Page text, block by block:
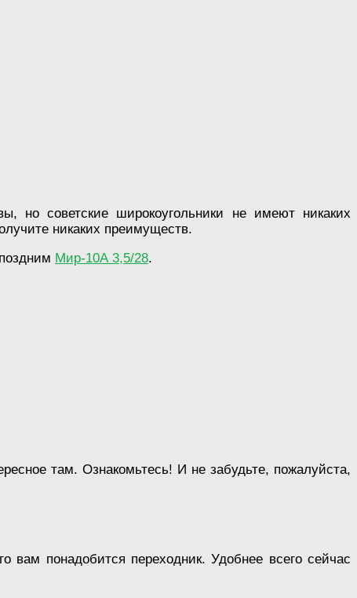
но советские широкоугольники не имеют никаких
никаких преимуществ.
Мир-10А 3,5/28.
там. Ознакомьтесь! И не забудьте, пожалуйста,
понадобится переходник. Удобнее всего сейчас